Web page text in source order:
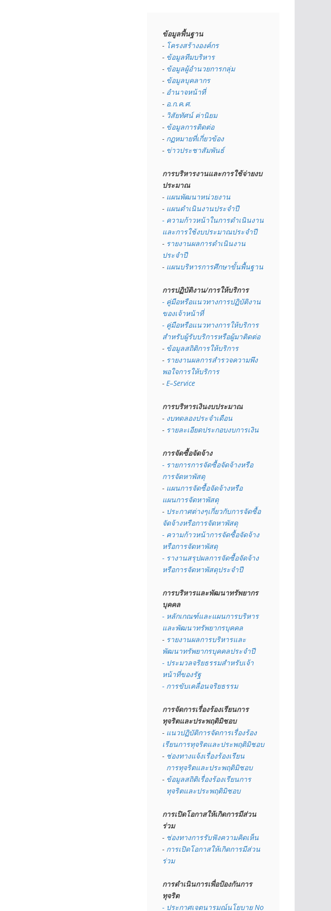
ข้อมูลพื้นฐาน
- โครงสร้างองค์กร
- ข้อมูลทีมบริหาร
- ข้อมูลผู้อำนวยการกลุ่ม
- ข้อมูลบุคลากร
- อำนาจหน้าที่
- อ.ก.ค.ศ.
- วิสัยทัศน์ ค่านิยม
- ข้อมูลการติดต่อ
- กฏหมายที่เกี่ยวข้อง
- ข่าวประชาสัมพันธ์
การบริหารงานและการใช้จ่ายงบ
ประมาณ
- แผนพัฒนาหน่วยงาน
- แผนดำเนินงานประจำปี
- ความก้าวหน้าในการดำเนินงาน
และการใช้งบประมาณประจำปี
- รายงานผลการดำเนินงาน
ประจำปี
- แผนบริหารการศึกษาขั้นพื้นฐาน
การปฏิบัติงาน/การให้บริการ
- คู่มือหรือแนวทางการปฏิบัติงาน
ของเจ้าหน้าที่
- คู่มือหรือแนวทางการให้บริการ
สำหรับผู้รับบริการหรือผู้มาติดต่อ
- ข้อมูลสถิติการให้บริการ
- รายงานผลการสำรวจความพึง
พอใจการให้บริการ
- E–Service
การบริหารเงินงบประมาณ
- งบทดลองประจำเดือน
- รายละเอียดประกอบงบการเงิน
การจัดซื้อจัดจ้าง
- รายการการจัดซื้อจัดจ้างหรือ
การจัดหาพัสดุ
- แผนการจัดซื้อจัดจ้างหรือ
แผนการจัดหาพัสดุ
- ประกาศต่างๆเกี่ยวกับการจัดซื้อ
จัดจ้างหรือการจัดหาพัสดุ
- ความก้าวหน้าการจัดซื้อจัดจ้าง
หรือการจัดหาพัสดุ
- รางานสรุปผลการจัดซื้อจัดจ้าง
หรือการจัดหาพัสดุประจำปี
การบริหารและพัฒนาทรัพยากร
บุคคล
- หลักเกณฑ์และแผนการบริหาร
และพัฒนาทรัพยากรบุคคล
- รายงานผลการบริหารและ
พัฒนาทรัพยากรบุคคลประจำปี
- ประมวลจริยธรรมสำหรับเจ้า
หน้าที่ของรัฐ
- การขับเคลื่อนจริยธรรม
การจัดการเรื่องร้องเรียนการ
ทุจริตและประพฤติมิชอบ
- แนวปฏิบัติการจัดการเรื่องร้อง
เรียนการทุจริตและประพฤติมิชอบ
- ช่องทางแจ้งเรื่องร้องเรียน
  การทุจริตและประพฤติมิชอบ
- ข้อมูลสถิติเรื่องร้องเรียนการ
  ทุจริตและประพฤติมิชอบ
การเปิดโอกาสให้เกิดการมีส่วน
ร่วม
- ช่องทางการรับฟังความคิดเห็น
- การเปิดโอกาสให้เกิดการมีส่วน
ร่วม
การดำเนินการเพื่อป้องกันการ
ทุจริต
- ประกาศเจตนารมณ์นโยบาย No